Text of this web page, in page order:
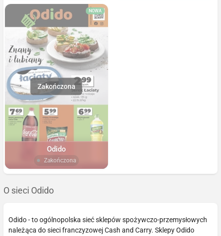
NOWA
Odido
Zakończona
O sieci Odido
Odido - to ogólnopolska sieć sklepów spożywczo-przemysłowych
należąca do sieci franczyzowej Cash and Carry. Sklepy Odido